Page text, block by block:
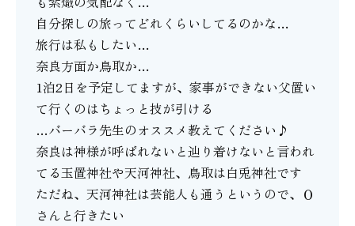
自分探しの旅ってどれくらいしてるのかな…
旅行は私もしたい…
奈良方面か鳥取か…
1泊2日を予定してますが、家事ができない父置い
て行くのはちょっと技が引ける
…バーバラ先生のオススメ教えてください♪
奈良は神様が呼ばれないと辿り着けないと言われ
てる玉置神社や天河神社、鳥取は白兎神社です
ただね、天河神社は芸能人も通うというので、Ｏ
さんと行きたい